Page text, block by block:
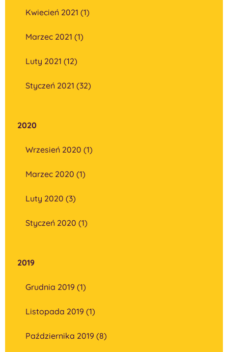
Kwiecień 2021 (1)
Marzec 2021 (1)
Luty 2021 (12)
Styczeń 2021 (32)
2020
Wrzesień 2020 (1)
Marzec 2020 (1)
Luty 2020 (3)
Styczeń 2020 (1)
2019
Grudnia 2019 (1)
Listopada 2019 (1)
Października 2019 (8)